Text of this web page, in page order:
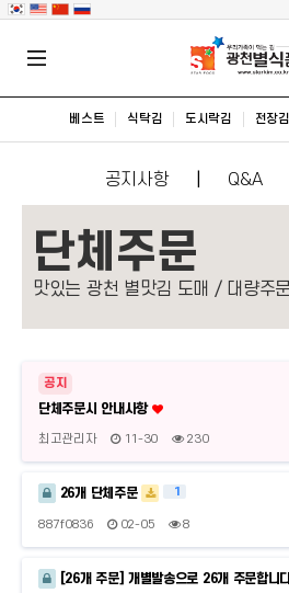
베스트 식탁김 도시락김 전장김
공지사항 Q&A
단체주문
맛있는 광천 별맛김 도매 / 대량주문
공지
단체주문시 안내사항
최고관리자 11-30 230
26개 단체주문 1
887f0836 02-05 8
[26개 주문] 개별발송으로 26개 주문합니